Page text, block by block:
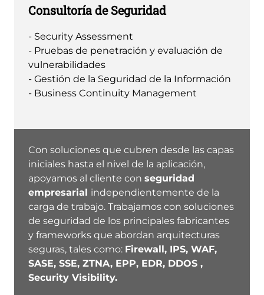
Consultoría de Seguridad
- Security Assessment
- Pruebas de penetración y evaluación de
vulnerabilidades
- Gestión de la Seguridad de la Información
- Business Continuity Management
Con soluciones que cubren desde las capas
iniciales hasta el nivel de la aplicación,
apoyamos al cliente con seguridad
empresarial independientemente de la
carga de trabajo. Trabajamos con soluciones
de seguridad de los principales fabricantes
y frameworks que abordan arquitecturas
seguras, tales como: Firewall, IPS, WAF,
SASE, SSE, ZTNA, EPP, EDR, DDOS ,
Security Visibility.